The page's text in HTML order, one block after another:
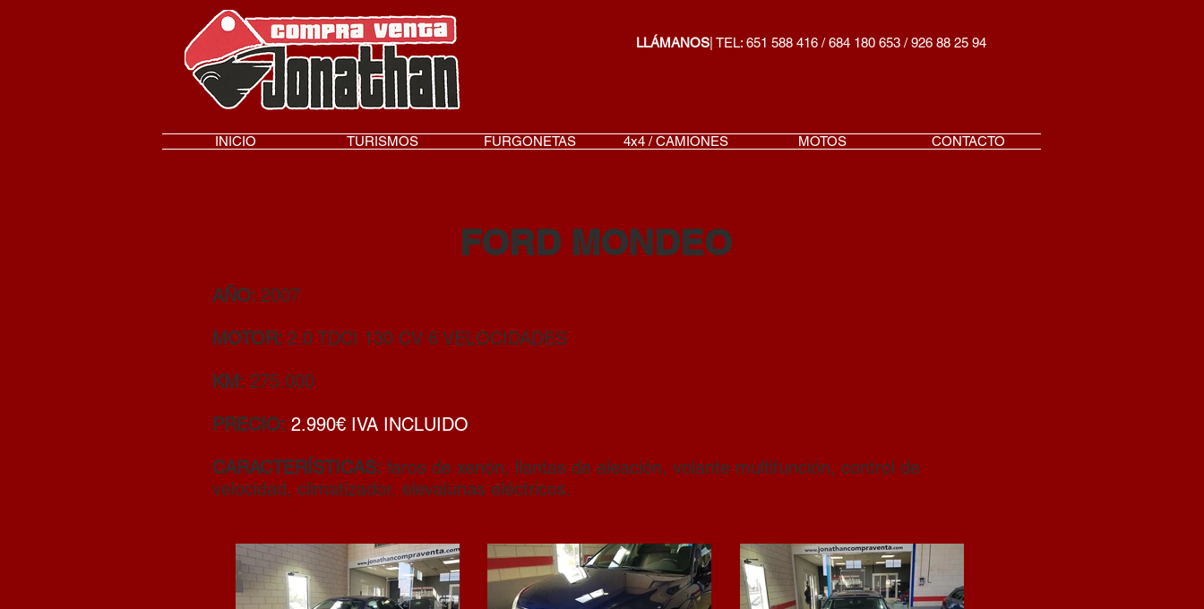
LLÁMANOS | TEL: 651 588 416 / 684 180 653 / 926 88 25 94
INICIO TURISMOS FURGONETAS 4x4 / CAMIONES MOTOS CONTACTO
FORD MONDEO
AÑO: 2007
MOTOR: 2.0 TDCI 130 CV 6 VELOCIDADES
KM: 275.000
PRECIO: 2.990€ IVA INCLUIDO
CARACTERÍSTICAS: faros de xenón, llantas de aleación, volante multifunción, control de
velocidad, climatizador, elevalunas eléctricos.